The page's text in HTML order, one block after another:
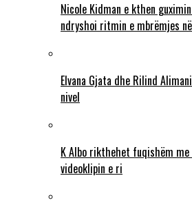
Nicole Kidman e kthen
ndryshoi ritmin e mbrëmjes
Elvana Gjata dhe Rilind
nivel
K Albo rikthehet fuqishëm me
videoklipin e ri